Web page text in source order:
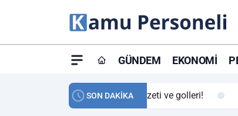
GÜNDEM EKONOMI
SON DAKİKA
maç özeti ve golleri! 23:59 Petrol